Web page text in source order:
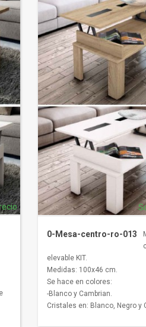
0-Mesa-centro-ro-013
elevable KIT.
Medidas: 100x46 cm.
Se hace en colores:
-Blanco y Cambrian.
Cristales en: Blanco, Negro y